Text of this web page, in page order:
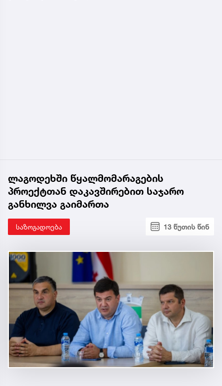
ლაგოდეხში წყალმომარაგების
პროექტთან დაკავშირებით საჯარო
განხილვა გაიმართა
საზოგადოება 13 წუთის წინ